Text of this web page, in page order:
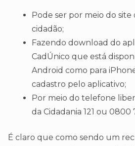
Pode ser por meio do
cidadão;
Fazendo download do
CadÚnico que está
Android como para
cadastro pelo aplicativo;
Por meio do telefone
da Cidadania 121 ou 0800
É claro que como sendo um